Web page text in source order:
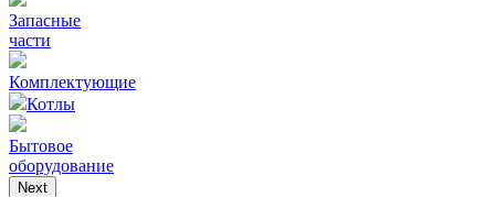
Запасные
части
Комплектующие
Котлы
Бытовое
оборудование
Next